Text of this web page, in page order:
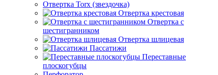
Отвертка Torx (звездочка)
Отвертка крестовая
Отвертка с
шестигранником
Отвертка шлицевая
Пассатижи
Переставные
плоскогубцы